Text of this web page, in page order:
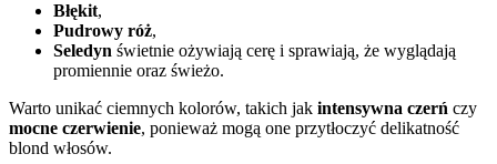
Błękit,
Pudrowy róż,
Seledyn świetnie ożywiają cerę i sprawiają, że wyglądają
promiennie oraz świeżo.
Warto unikać ciemnych kolorów, takich jak intensywna czerń czy
mocne czerwienie, ponieważ mogą one przytłoczyć delikatność
blond włosów.